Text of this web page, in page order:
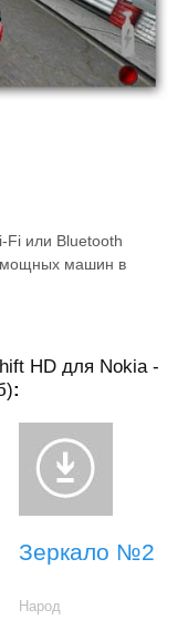
Fi или Bluetooth
мощных машин в
HD для Nokia -
:
Зеркало №2
Народ